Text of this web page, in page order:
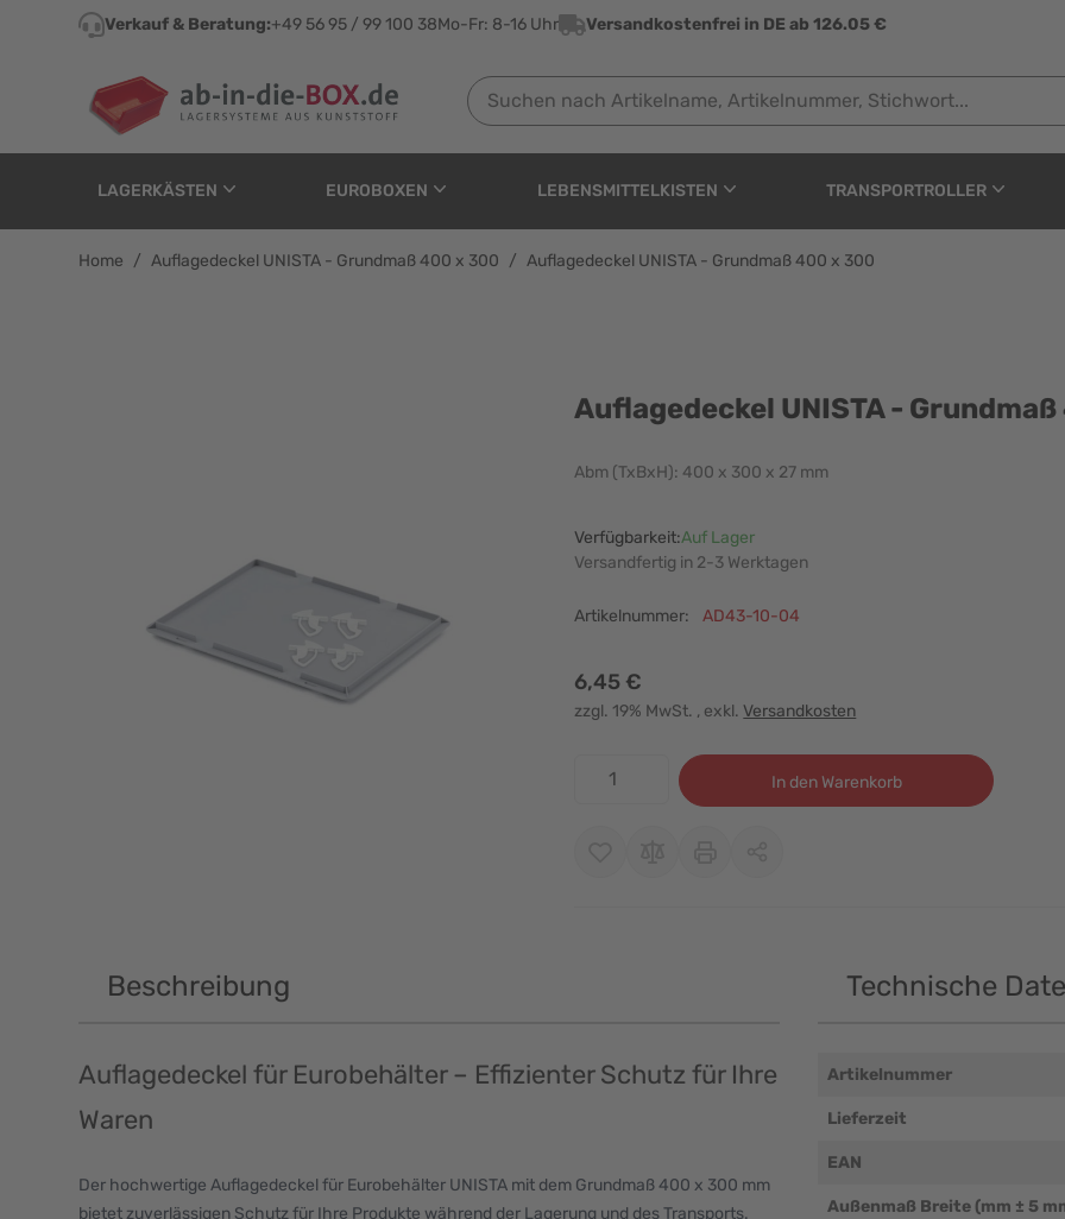
Direkt zum Inhalt
Verkauf & Beratung:+49 56 95 / 99 100 38Mo-Fr: 8-16 Uhr Versandkostenfrei in DE ab 126.05 €
Suchen nach Artikelname, Artikelnummer, Stichwort...
LAGERKÄSTEN EUROBOXEN LEBENSMITTELKISTEN TRANSPORTROLLER
Home / Auflagedeckel UNISTA - Grundmaß 400 x 300 / Auflagedeckel UNISTA - Grundmaß 400 x 300
Auflagedeckel UNISTA - Grundmaß 400 x 300
Auflagedeckel UNISTA -
Abm (TxBxH): 400 x 300 x 27 mm
Verfügbarkeit:Auf Lager
Versandfertig in 2-3 Werktagen
Artikelnummer: AD43-10-04
6,45 €
zzgl. 19% MwSt. , exkl. Versandkosten
In den Warenkorb
Beschreibung
Auflagedeckel für Eurobehälter – Effizienter Schutz für Ihre
Waren
Der hochwertige Auflagedeckel für Eurobehälter UNISTA mit dem Grundmaß 400 x 300 mm
bietet zuverlässigen Schutz für Ihre Produkte während der Lagerung und des Transports.
Technische
Artikelnummer
Lieferzeit
EAN
Außenmaß Breite (mm ± 5